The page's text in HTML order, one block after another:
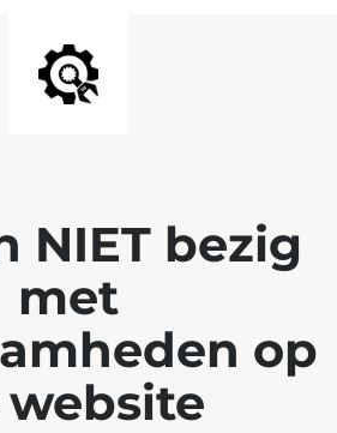
NIET bezig
met
op